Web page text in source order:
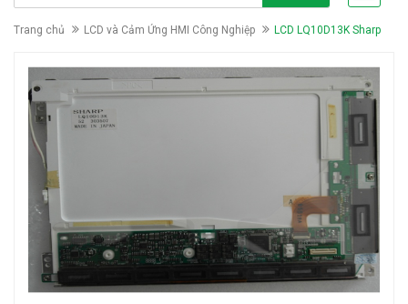
Trang chủ LCD và Cảm Ứng HMI Công Nghiệp LCD LQ10D13K Sharp